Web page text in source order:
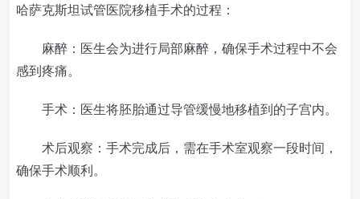
哈萨克斯坦试管医院移植手术的过程：
麻醉：医生会为进行局部麻醉，确保手术过程中不会
感到疼痛。
手术：医生将胚胎通过导管缓慢地移植到的子宫内。
术后观察：手术完成后，需在手术室观察一段时间，
确保手术顺利。